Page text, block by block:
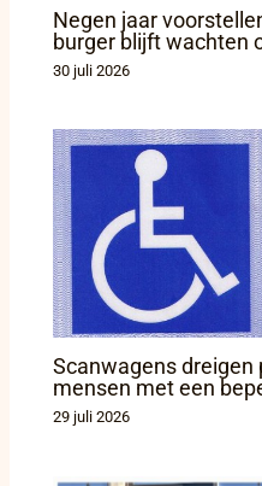
Negen jaar
burger blijft wachten
30 juli 2026
Scanwagens dreigen
mensen met een
29 juli 2026